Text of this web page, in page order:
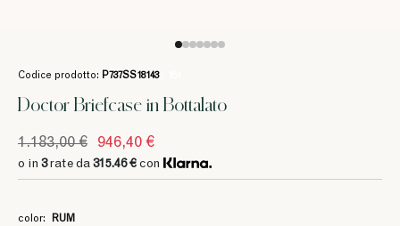
Codice prodotto: P737SS18143
Doctor Briefcase in Bottalato
1.183,00 € 946,40 €
o in 3rate da 315.46 € con
color: RUM